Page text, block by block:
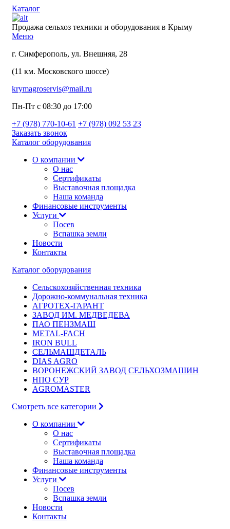
Каталог
Продажа сельхоз техники и оборудования в Крыму
Меню
г. Симферополь, ул. Внешняя, 28
(11 км. Московского шоссе)
krymagroservis@mail.ru
Пн-Пт с 08:30 до 17:00
+7 (978) 770-10-61 +7 (978) 092 53 23
Заказать звонок
Каталог оборудования
О компании
О нас
Сертификаты
Выставочная площадка
Наша команда
Финансовые инструменты
Услуги
Посев
Вспашка земли
Новости
Контакты
Каталог оборудования
Сельскохозяйственная техника
Дорожно-коммунальная техника
АГРОТЕХ-ГАРАНТ
ЗАВОД ИМ. МЕДВЕДЕВА
ПАО ПЕНЗМАШ
METAL-FACH
IRON BULL
СЕЛЬМАШДЕТАЛЬ
DIAS AGRO
ВОРОНЕЖСКИЙ ЗАВОД СЕЛЬХОЗМАШИН
НПО СУР
AGROMASTER
Смотреть все категории
О компании
О нас
Сертификаты
Выставочная площадка
Наша команда
Финансовые инструменты
Услуги
Посев
Вспашка земли
Новости
Контакты